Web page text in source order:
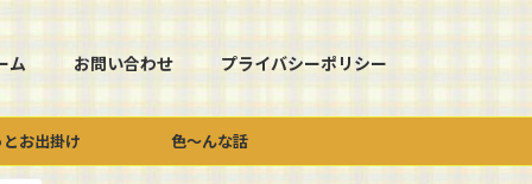
ム お問い合わせ プライバシーポリシー
お出掛け 色～んな話